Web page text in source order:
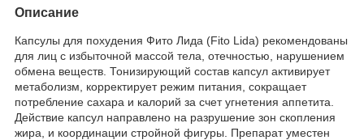
Описание
Капсулы для похудения Фито Лида (Fito Lida) рекомендованы
для лиц с избыточной массой тела, отечностью, нарушением
обмена веществ. Тонизирующий состав капсул активирует
метаболизм, корректирует режим питания, сокращает
потребление сахара и калорий за счет угнетения аппетита.
Действие капсул направлено на разрушение зон скопления
жира, и координации стройной фигуры. Препарат уместен